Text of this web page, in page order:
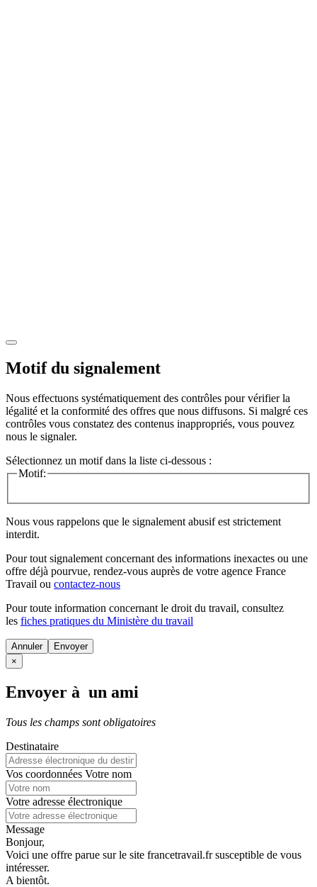
Motif du signalement
Nous effectuons systématiquement des contrôles pour vérifier la
légalité et la conformité des offres que nous diffusons. Si malgré ces
contrôles vous constatez des contenus inappropriés, vous pouvez
nous le signaler.
Sélectionnez un motif dans la liste ci-dessous :
Motif:
Nous vous rappelons que le signalement abusif est strictement
interdit.
Pour tout signalement concernant des informations inexactes ou une
offre déjà pourvue, rendez-vous auprès de votre agence France
Travail ou contactez-nous
Pour toute information concernant le droit du travail, consultez
les fiches pratiques du Ministère du travail
Annuler
×
Envoyer à un ami
Tous les champs sont obligatoires
Destinataire
Vos coordonnées Votre nom
Votre adresse électronique
Message
Bonjour,
Voici une offre parue sur le site francetravail.fr susceptible de vous
intéresser.
A bientôt.